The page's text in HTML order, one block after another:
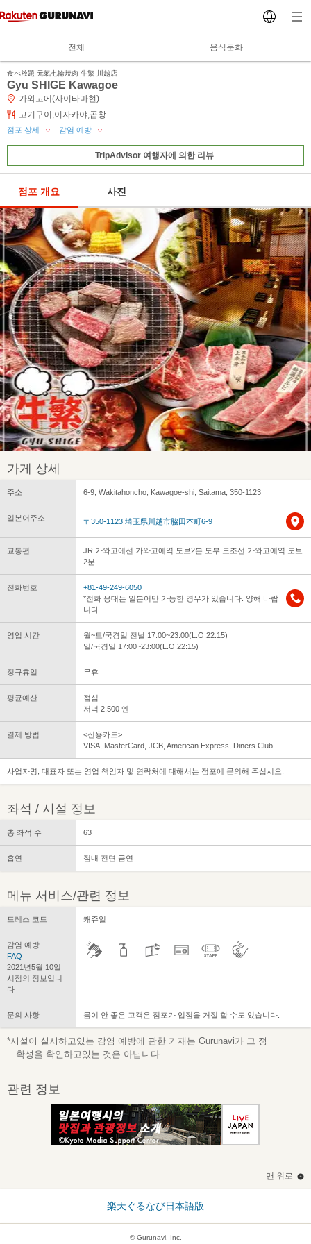
전체 음식문화
食べ放題 元氣七輪焼肉 牛繁 川越店
Gyu SHIGE Kawagoe
가와고에(사이타마현)
고기구이,이자카야,곱창
점포 상세 감염 예방
TripAdvisor 여행자에 의한 리뷰
점포 개요 사진
가게 상세
주소 6-9, Wakitahoncho, Kawagoe-shi, Saitama, 350-1123
일본어주소 〒350-1123 埼玉県川越市脇田本町6-9
교통편
JR 가와고에선 가와고에역 도보2분 도부 도조선 가와고에역 도보
2분
전화번호
+81-49-249-6050
*전화 응대는 일본어만 가능한 경우가 있습니다. 양해 바랍
니다.
영업 시간
월~토/국경일 전날 17:00~23:00(L.O.22:15)
일/국경일 17:00~23:00(L.O.22:15)
정규휴일 무휴
평균예산
점심 --
저녁 2,500 엔
결제 방법
<신용카드>
VISA, MasterCard, JCB, American Express, Diners Club
사업자명, 대표자 또는 영업 책임자 및 연락처에 대해서는 점포에 문의해 주십시오.
좌석 / 시설 정보
총 좌석 수 63
흡연 점내 전면 금연
메뉴 서비스/관련 정보
드레스 코드 캐쥬얼
감염 예방
FAQ
2021년5월 10일
시점의 정보입니
다
문의 사항 몸이 안 좋은 고객은 점포가 입점을 거절 할 수도 있습니다.
*시설이 실시하고있는 감염 예방에 관한 기재는 Gurunavi가 그 정
확성을 확인하고있는 것은 아닙니다.
관련 정보
맨 위로
楽天ぐるなび日本語版
© Gurunavi, Inc.